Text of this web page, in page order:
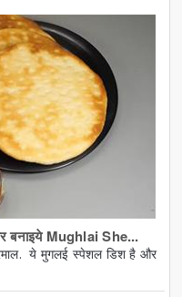
बनाइये Mughlai She...
ये मुगलई स्पेशल डिश है और